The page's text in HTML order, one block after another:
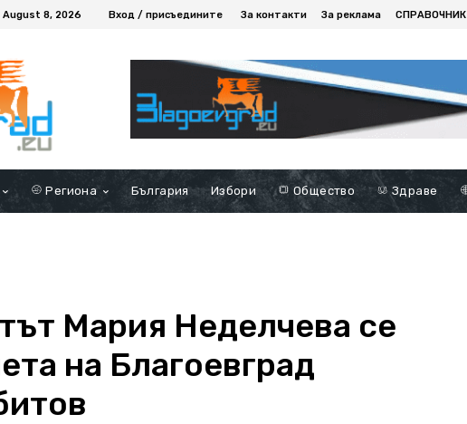
August 8, 2026 Вход / присъедините За контакти За реклама СПРАВОЧНИК
Региона България Избори Общество Здраве
Мария Неделчева се
на Благоевград